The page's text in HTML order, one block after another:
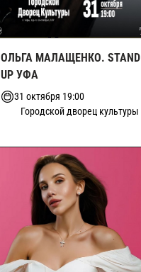
ОЛЬГА МАЛАЩЕНКО. STAND
UP УФА
31 октября 19:00
Городской дворец культуры